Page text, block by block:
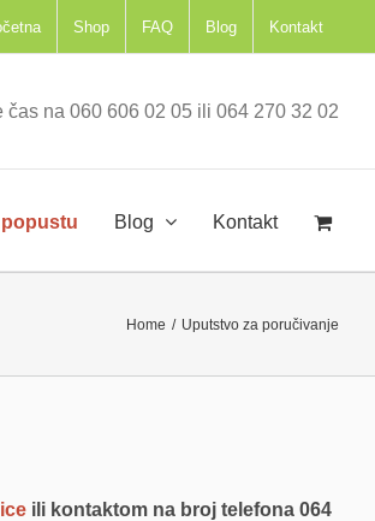
Shop FAQ Blog Kontakt
čas na 060 606 02 05 ili 064 270 32 02
Blog Kontakt
Home / Uputstvo za poručivanje
ili kontaktom na broj telefona 064